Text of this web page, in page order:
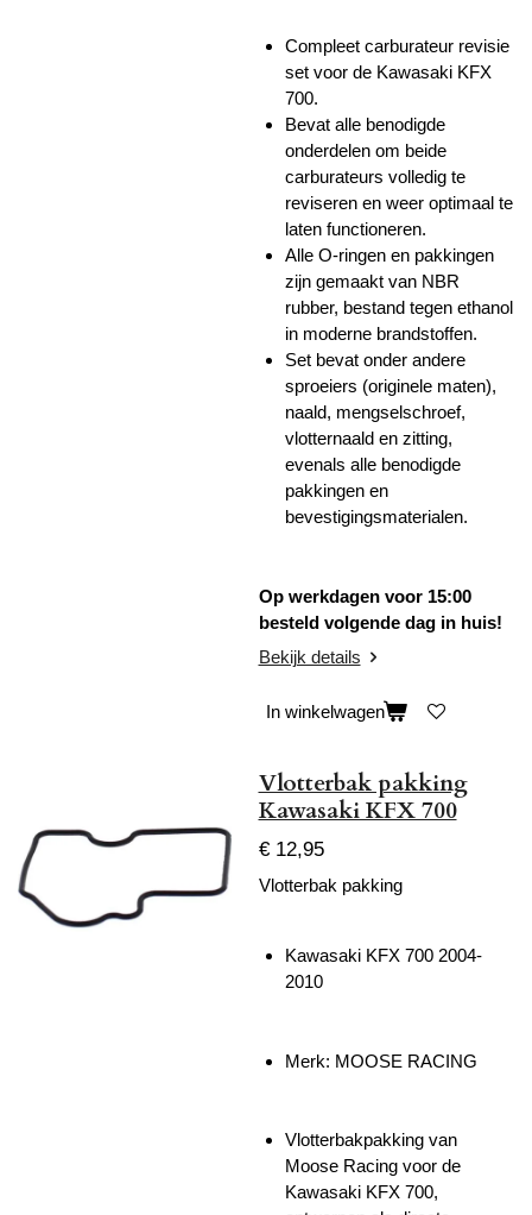
Compleet carburateur revisie
set voor de Kawasaki KFX
700.
Bevat alle benodigde
onderdelen om beide
carburateurs volledig te
reviseren en weer optimaal te
laten functioneren.
Alle O-ringen en pakkingen
zijn gemaakt van NBR
rubber, bestand tegen ethanol
in moderne brandstoffen.
Set bevat onder andere
sproeiers (originele maten),
naald, mengselschroef,
vlotternaald en zitting,
evenals alle benodigde
pakkingen en
bevestigingsmaterialen.
Op werkdagen voor 15:00
besteld volgende dag in huis!
Bekijk details
In winkelwagen
Vlotterbak pakking
Kawasaki KFX 700
€ 12,95
Vlotterbak pakking
Kawasaki KFX 700 2004-
2010
Merk: MOOSE RACING
Vlotterbakpakking van
Moose Racing voor de
Kawasaki KFX 700,